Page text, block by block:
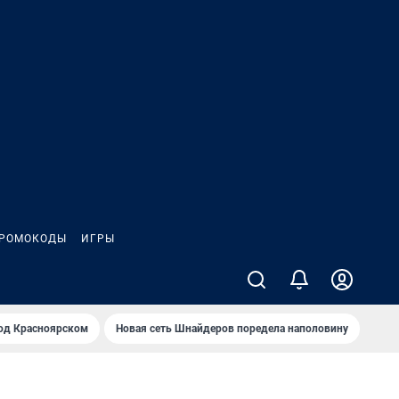
ИГРЫ
Крaсноярском Новая сеть Шнайдеров поредела наполовину